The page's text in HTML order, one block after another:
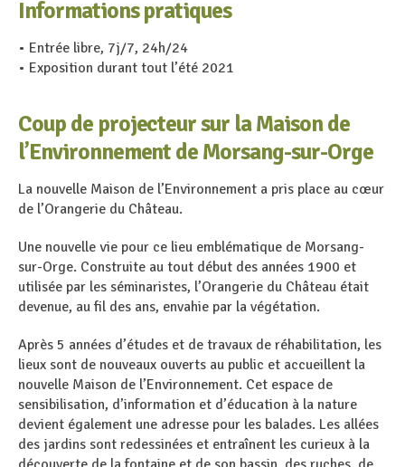
Informations pratiques
• Entrée libre, 7j/7, 24h/24
• Exposition durant tout l’été 2021
Coup de projecteur sur la Maison de
l’Environnement de Morsang-sur-Orge
La nouvelle Maison de l’Environnement a pris place au cœur
de l’Orangerie du Château.
Une nouvelle vie pour ce lieu emblématique de Morsang-
sur-Orge. Construite au tout début des années 1900 et
utilisée par les séminaristes, l’Orangerie du Château était
devenue, au fil des ans, envahie par la végétation.
Après 5 années d’études et de travaux de réhabilitation, les
lieux sont de nouveaux ouverts au public et accueillent la
nouvelle Maison de l’Environnement. Cet espace de
sensibilisation, d’information et d’éducation à la nature
devient également une adresse pour les balades. Les allées
des jardins sont redessinées et entraînent les curieux à la